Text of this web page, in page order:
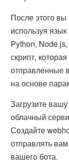
После этого
используя
Python,
скрипт,
отправленные
на основе
Загрузите
облачный
Создайте
отправлять
вашего бота.